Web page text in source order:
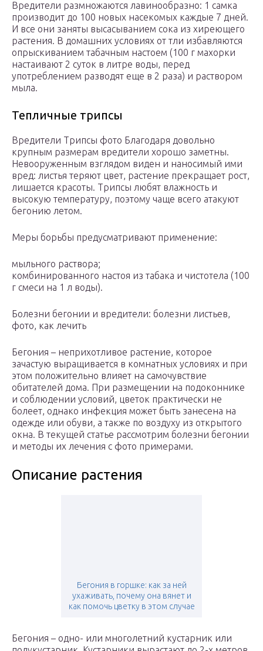
Вредители размножаются лавинообразно: 1 самка
производит до 100 новых насекомых каждые 7 дней.
И все они заняты высасыванием сока из хиреющего
растения. В домашних условиях от тли избавляются
опрыскиванием табачным настоем (100 г махорки
настаивают 2 суток в литре воды, перед
употреблением разводят еще в 2 раза) и раствором
мыла.
Тепличные трипсы
Вредители Трипсы фото Благодаря довольно
крупным размерам вредители хорошо заметны.
Невооруженным взглядом виден и наносимый ими
вред: листья теряют цвет, растение прекращает рост,
лишается красоты. Трипсы любят влажность и
высокую температуру, поэтому чаще всего атакуют
бегонию летом.
Меры борьбы предусматривают применение:
мыльного раствора;
комбинированного настоя из табака и чистотела (100
г смеси на 1 л воды).
Болезни бегонии и вредители: болезни листьев,
фото, как лечить
Бегония – неприхотливое растение, которое
зачастую выращивается в комнатных условиях и при
этом положительно влияет на самочувствие
обитателей дома. При размещении на подоконнике
и соблюдении условий, цветок практически не
болеет, однако инфекция может быть занесена на
одежде или обуви, а также по воздуху из открытого
окна. В текущей статье рассмотрим болезни бегонии
и методы их лечения с фото примерами.
Описание растения
Бегония в горшке: как за ней
ухаживать, почему она вянет и
как помочь цветку в этом случае
Бегония – одно- или многолетний кустарник или